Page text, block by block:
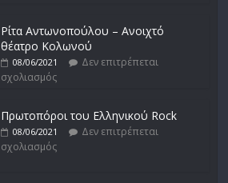
Ρίτα Αντωνοπούλου – Ανοιχτό
θέατρο Κολωνού
08/06/2021
Δεν επιτρέπεται
σχολιασμός
Πρωτοπόροι του Ελληνικού Rock
08/06/2021
Δεν επιτρέπεται
σχολιασμός